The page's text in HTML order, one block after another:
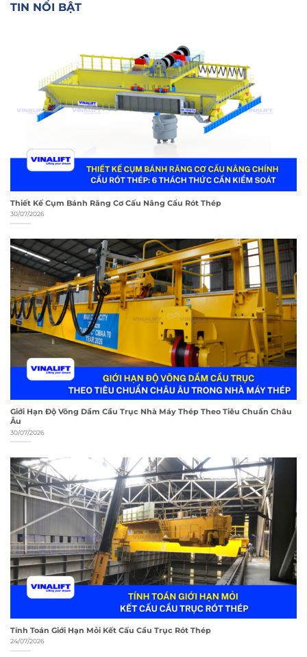
TIN NỔI BẬT
Thiết Kế Cụm Bánh Răng Cơ Cấu Nâng Cẩu Rót Thép
30/07/2026
Giới Hạn Độ Võng Dầm Cầu Trục Nhà Máy Thép Theo Tiêu Chuẩn Châu
Âu
30/07/2026
Tính Toán Giới Hạn Mỏi Kết Cấu Cầu Trục Rót Thép
24/07/2026